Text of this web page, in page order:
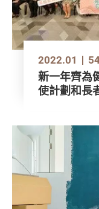
2022.01
新一年齊為健康起動 全
使計劃和長